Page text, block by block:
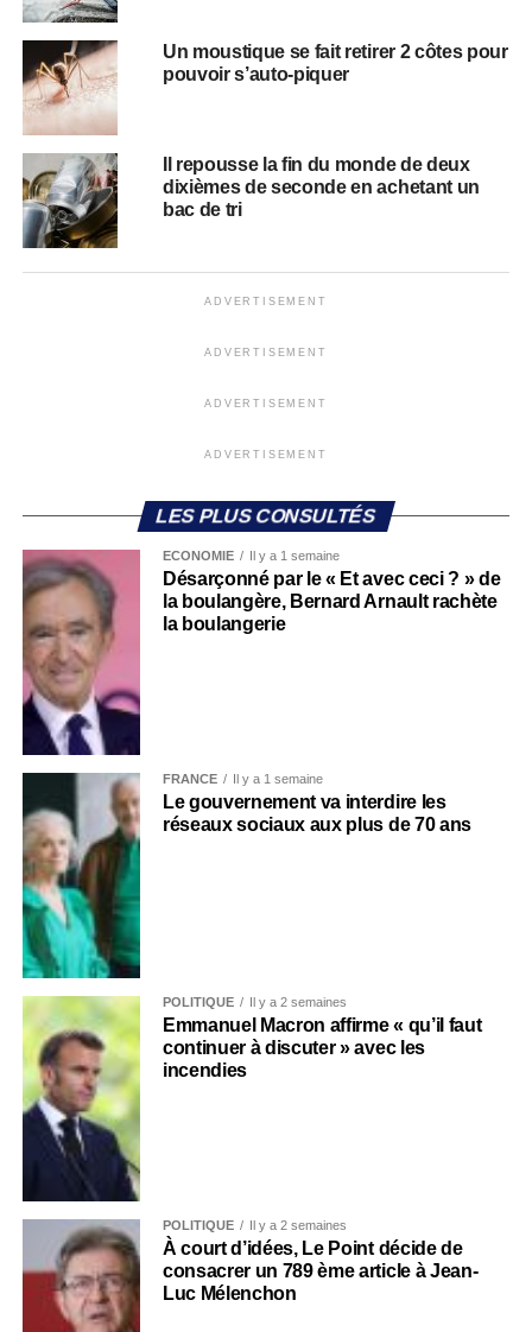
Un moustique se fait retirer 2 côtes pour
pouvoir s’auto-piquer
Il repousse la fin du monde de deux
dixièmes de seconde en achetant un
bac de tri
ADVERTISEMENT
ADVERTISEMENT
ADVERTISEMENT
ADVERTISEMENT
LES PLUS CONSULTÉS
ECONOMIE Il y a 1 semaine
Désarçonné par le « Et avec ceci ? » de
la boulangère, Bernard Arnault rachète
la boulangerie
FRANCE Il y a 1 semaine
Le gouvernement va interdire les
réseaux sociaux aux plus de 70 ans
POLITIQUE Il y a 2 semaines
Emmanuel Macron affirme « qu’il faut
continuer à discuter » avec les
incendies
POLITIQUE Il y a 2 semaines
À court d’idées, Le Point décide de
consacrer un 789 ème article à Jean-
Luc Mélenchon